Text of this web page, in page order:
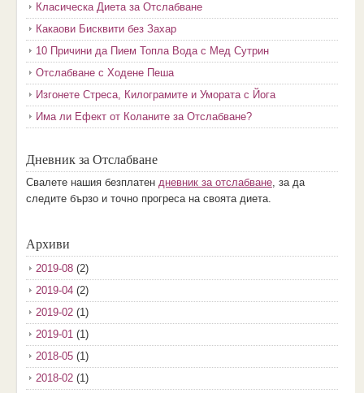
Класическа Диета за Отслабване
Какаови Бисквити без Захар
10 Причини да Пием Топла Вода с Мед Сутрин
Отслабване с Ходене Пеша
Изгонете Стреса, Килограмите и Умората с Йога
Има ли Ефект от Коланите за Отслабване?
Дневник за Отслабване
Свалете нашия безплатен дневник за отслабване, за да
следите бързо и точно прогреса на своята диета.
Архиви
2019-08(2)
2019-04(2)
2019-02(1)
2019-01(1)
2018-05(1)
2018-02(1)